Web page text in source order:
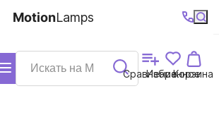
ваш
+7 (495)740-
38-68
График
работы
Каталог Сравнение
Избранное
Корзина
MotionLamps